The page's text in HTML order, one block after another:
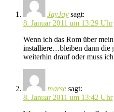
JayJay sagt:
8. Januar 2011 um 13:29 Uhr
Wenn ich das Rom über
installiere…bleiben dann die
weiterhin drauf oder muss
marse sagt:
8. Januar 2011 um 13:42 Uhr